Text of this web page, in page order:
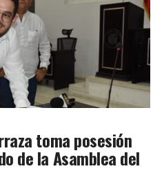
toma posesión
de la Asamblea del